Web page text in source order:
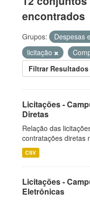
encontrados
Grupos: Despesas
licitação
Filtrar Resultados
Licitações -
Diretas
Relação das
contratações diretas
CSV
Licitações -
Eletrônicas